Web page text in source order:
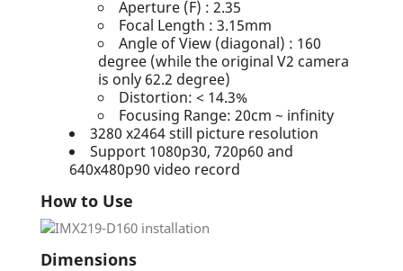
Aperture (F) : 2.35
Focal Length : 3.15mm
Angle of View (diagonal) : 160
degree (while the original V2 camera
is only 62.2 degree)
Distortion: < 14.3%
Focusing Range: 20cm ~ infinity
3280 x2464 still picture resolution
Support 1080p30, 720p60 and
640x480p90 video record
How to Use
Dimensions